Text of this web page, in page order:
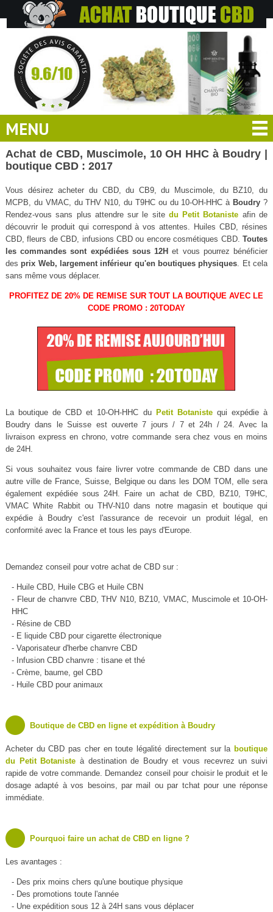
MENU
Achat de CBD, Muscimole, 10 OH HHC à Boudry |
boutique CBD : 2017
Vous désirez acheter du CBD, du CB9, du Muscimole, du BZ10, du
MCPB, du VMAC, du THV N10, du T9HC ou du 10-OH-HHC à Boudry ?
Rendez-vous sans plus attendre sur le site du Petit Botaniste afin de
découvrir le produit qui correspond à vos attentes. Huiles CBD, résines
CBD, fleurs de CBD, infusions CBD ou encore cosmétiques CBD.Toutes
les commandes sont expédiées sous 12H et vous pourrez bénéficier
des prix Web, largement inférieur qu'en boutiques physiques . Et cela
sans même vous déplacer.
PROFITEZ DE 20% DE REMISE SUR TOUT LA BOUTIQUE AVEC LE
CODE PROMO : 20TODAY
La boutique de CBD et 10-OH-HHC du Petit Botanistequi expédie à
Boudry dans le Suisse est ouverte 7 jours / 7 et 24h / 24. Avec la
livraison express en chrono, votre commande sera chez vous en moins
de 24H.
Si vous souhaitez vous faire livrer votre commande de CBD dans une
autre ville de France, Suisse, Belgique ou dans les DOM TOM, elle sera
également expédiée sous 24H. Faire un achat de CBD, BZ10, T9HC,
VMAC White Rabbit ou THV-N10 dans notre magasin et boutique qui
expédie à Boudry c'est l'assurance de recevoir un produit légal, en
conformité avec la France et tous les pays d'Europe.
Demandez conseil pour votre achat de CBD sur :
- Huile CBD, Huile CBG et Huile CBN
- Fleur de chanvre CBD, THV N10, BZ10, VMAC, Muscimole et 10-OH-
HHC
- Résine de CBD
- E liquide CBD pour cigarette électronique
- Vaporisateur d'herbe chanvre CBD
- Infusion CBD chanvre : tisane et thé
- Crème, baume, gel CBD
- Huile CBD pour animaux
Boutique de CBD en ligne et expédition à Boudry
Acheter du CBD pas cher en toute légalité directement sur la boutique
du Petit Botaniste à destination de Boudry et vous recevrez un suivi
rapide de votre commande. Demandez conseil pour choisir le produit et le
dosage adapté à vos besoins, par mail ou par tchat pour une réponse
immédiate.
Pourquoi faire un achat de CBD en ligne ?
Les avantages :
- Des prix moins chers qu'une boutique physique
- Des promotions toute l'année
- Une expédition sous 12 à 24H sans vous déplacer